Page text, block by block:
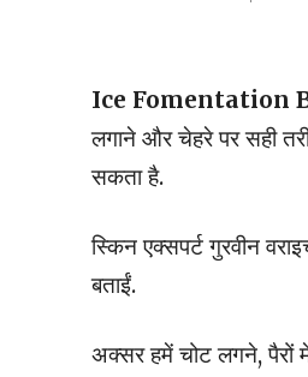
Ice Fomentation
लगाने और चेहरे पर सही
सकता है.
स्किन एक्सपर्ट गुरवीन
बताईं.
अक्सर हमें चोट लगने, पैरों